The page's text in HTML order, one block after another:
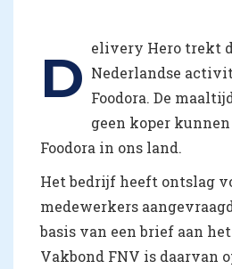
D elivery Hero trekt
Nederlandse
Foodora. De
geen koper
Foodora in ons land.
Het bedrijf heeft ontslag
medewerkers
basis van een brief aan
Vakbond FNV is daarvan